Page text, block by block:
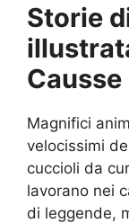
Storie
Causse
Magnifici
velocissimi
cuccioli da
lavorano nei
di leggende,